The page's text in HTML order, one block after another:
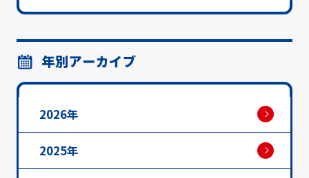
年別アーカイブ
2026年
2025年